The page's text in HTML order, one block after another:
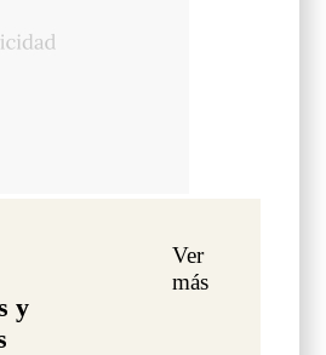
y
Ver
más